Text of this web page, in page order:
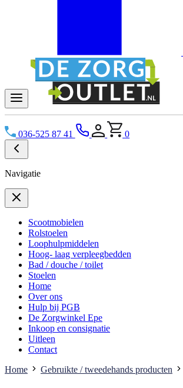
036-525 87 41 0
Navigatie
Scootmobielen
Rolstoelen
Loophulpmiddelen
Hoog- laag verpleegbedden
Bad / douche / toilet
Stoelen
Home
Over ons
Hulp bij PGB
De Zorgwinkel Epe
Inkoop en consignatie
Uitleen
Contact
Home
Gebruikte / tweedehands producten